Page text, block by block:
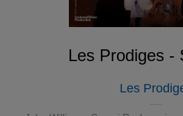
Les Prodiges -
Les